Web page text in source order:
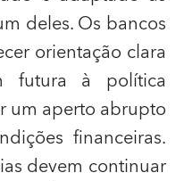
deles. Os bancos
orientação clara
futura à política
um aperto abrupto
financeiras.
devem continuar